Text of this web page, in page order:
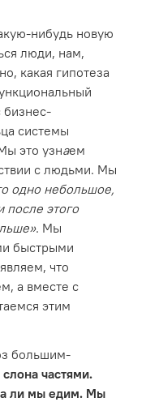
нибудь новую
люди, нам,
какая гипотеза
бизнес-
системы
это узнаем
с людьми. Мы
одно небольшое,
после этого
. Мы
быстрыми
что
а вместе с
этим
большим-
частями.
ли мы едим. Мы